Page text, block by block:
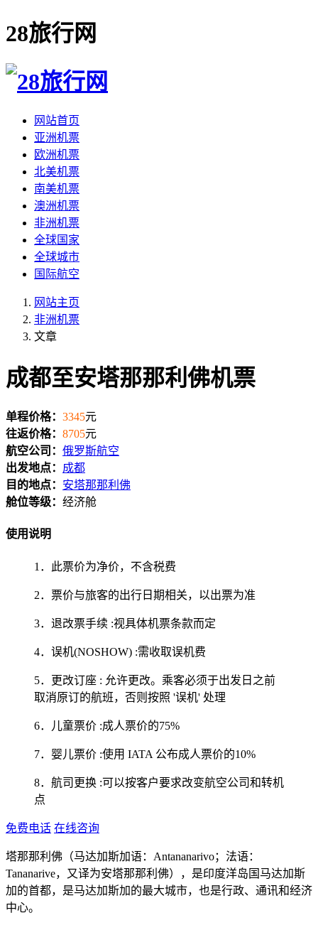
28旅行网
网站首页
亚洲机票
欧洲机票
北美机票
南美机票
澳洲机票
非洲机票
全球国家
全球城市
国际航空
网站主页
非洲机票
文章
成都至安塔那那利佛机票
单程价格： 3345元
往返价格： 8705元
航空公司： 俄罗斯航空
出发地点： 成都
目的地点： 安塔那那利佛
舱位等级： 经济舱
使用说明
1．此票价为净价，不含税费
2．票价与旅客的出行日期相关，以出票为准
3．退改票手续 :视具体机票条款而定
4．误机(NOSHOW) :需收取误机费
5．更改订座 : 允许更改。乘客必须于出发日之前
取消原订的航班，否则按照 '误机' 处理
6．儿童票价 :成人票价的75%
7．婴儿票价 :使用 IATA 公布成人票价的10%
8．航司更换 :可以按客户要求改变航空公司和转机
点
免费电话 在线咨询
塔那那利佛（马达加斯加语：Antananarivo；法语：
Tananarive，又译为安塔那那利佛），是印度洋岛国马达加斯
加的首都，是马达加斯加的最大城市，也是行政、通讯和经济
中心。